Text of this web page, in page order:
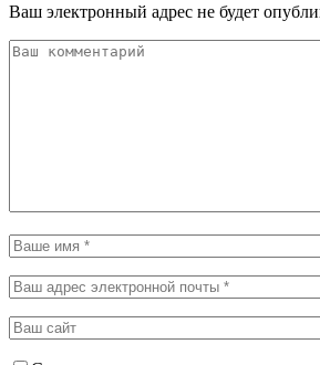
Ваш электронный адрес не будет